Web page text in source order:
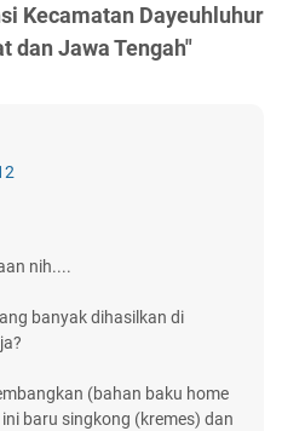
Kecamatan Dayeuhluhur
dan Jawa Tengah"
nih....
banyak dihasilkan di
(bahan baku home
baru singkong (kremes) dan